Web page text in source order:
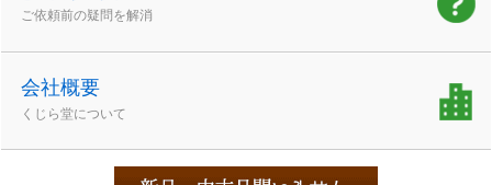
ご依頼前の疑問を解消
会社概要
くじら堂について